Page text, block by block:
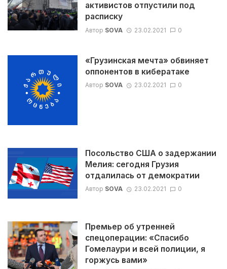
активистов отпустили под
расписку
Автор SOVA 23.02.2021 0
«Грузинская мечта» обвиняет
оппонентов в кибератаке
Автор SOVA 23.02.2021 0
Посольство США о задержании
Мелия: сегодня Грузия
отдалилась от демократии
Автор SOVA 23.02.2021 0
Премьер об утренней
спецоперации: «Спасибо
Гомелаури и всей полиции, я
горжусь вами»